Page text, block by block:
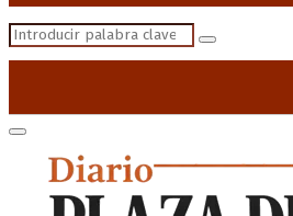
Search
Search
Primary
Menu